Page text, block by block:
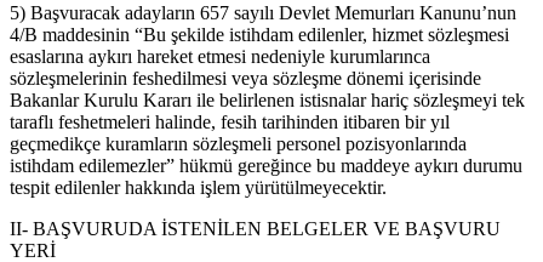
5) Başvuracak adayların 657 sayılı Devlet Memurları Kanunu’nun
4/B maddesinin “Bu şekilde istihdam edilenler, hizmet sözleşmesi
esaslarına aykırı hareket etmesi nedeniyle kurumlarınca
sözleşmelerinin feshedilmesi veya sözleşme dönemi içerisinde
Bakanlar Kurulu Kararı ile belirlenen istisnalar hariç sözleşmeyi tek
taraflı feshetmeleri halinde, fesih tarihinden itibaren bir yıl
geçmedikçe kuramların sözleşmeli personel pozisyonlarında
istihdam edilemezler” hükmü gereğince bu maddeye aykırı durumu
tespit edilenler hakkında işlem yürütülmeyecektir.
II- BAŞVURUDA İSTENİLEN BELGELER VE BAŞVURU
YERİ